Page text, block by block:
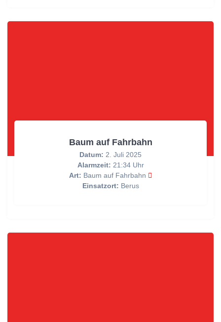
Baum auf Fahrbahn
Datum: 2. Juli 2025
Alarmzeit: 21:34 Uhr
Art: Baum auf Fahrbahn
Einsatzort: Berus